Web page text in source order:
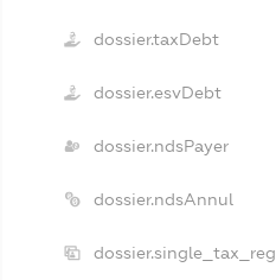
dossier.taxDebt
dossier.esvDebt
dossier.ndsPayer
dossier.ndsAnnul
dossier.single_tax_reg